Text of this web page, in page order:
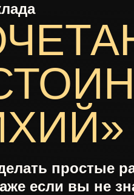
простые
если вы не